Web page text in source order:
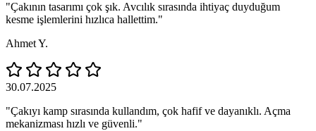
"Çakının tasarımı çok şık. Avcılık sırasında ihtiyaç duyduğum
kesme işlemlerini hızlıca hallettim."
Ahmet Y.
30.07.2025
"Çakıyı kamp sırasında kullandım, çok hafif ve dayanıklı. Açma
mekanizması hızlı ve güvenli."